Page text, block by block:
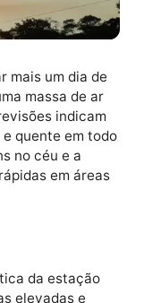
mais um dia
uma massa de ar
previsões
no céu e a